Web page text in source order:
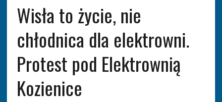
Wisła to życie, nie
chłodnica dla elektrowni.
Protest pod Elektrownią
Kozienice